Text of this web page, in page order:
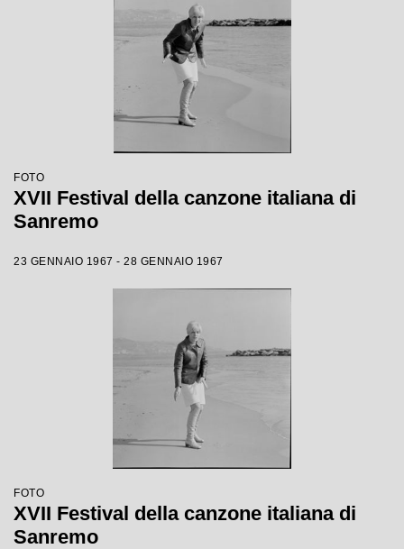
FOTO
XVII Festival della canzone italiana di
Sanremo
23 GENNAIO 1967 - 28 GENNAIO 1967
FOTO
XVII Festival della canzone italiana di
Sanremo